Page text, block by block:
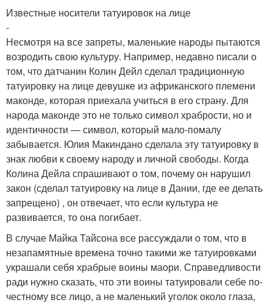
Известные носители татуировок на лице
-
Несмотря на все запреты, маленькие народы пытаются
возродить свою культуру. Например, недавно писали о
том, что датчанин Колин Дейл сделал традиционную
татуировку на лице девушке из африканского племени
маконде, которая приехала учиться в его страну. Для
народа маконде это не только символ храбрости, но и
идентичности — символ, который мало-помалу
забывается. Юлия Макиндано сделала эту татуировку в
знак любви к своему народу и личной свободы. Когда
Колина Дейла спрашивают о том, почему он нарушил
закон (сделал татуировку на лице в Дании, где ее делать
запрещено) , он отвечает, что если культура не
развивается, то она погибает.
В случае Майка Тайсона все рассуждали о том, что в
незапамятные времена точно такими же татуировками
украшали себя храбрые воины маори. Справедливости
ради нужно сказать, что эти воины татуировали себе по-
честному все лицо, а не маленький уголок около глаза,